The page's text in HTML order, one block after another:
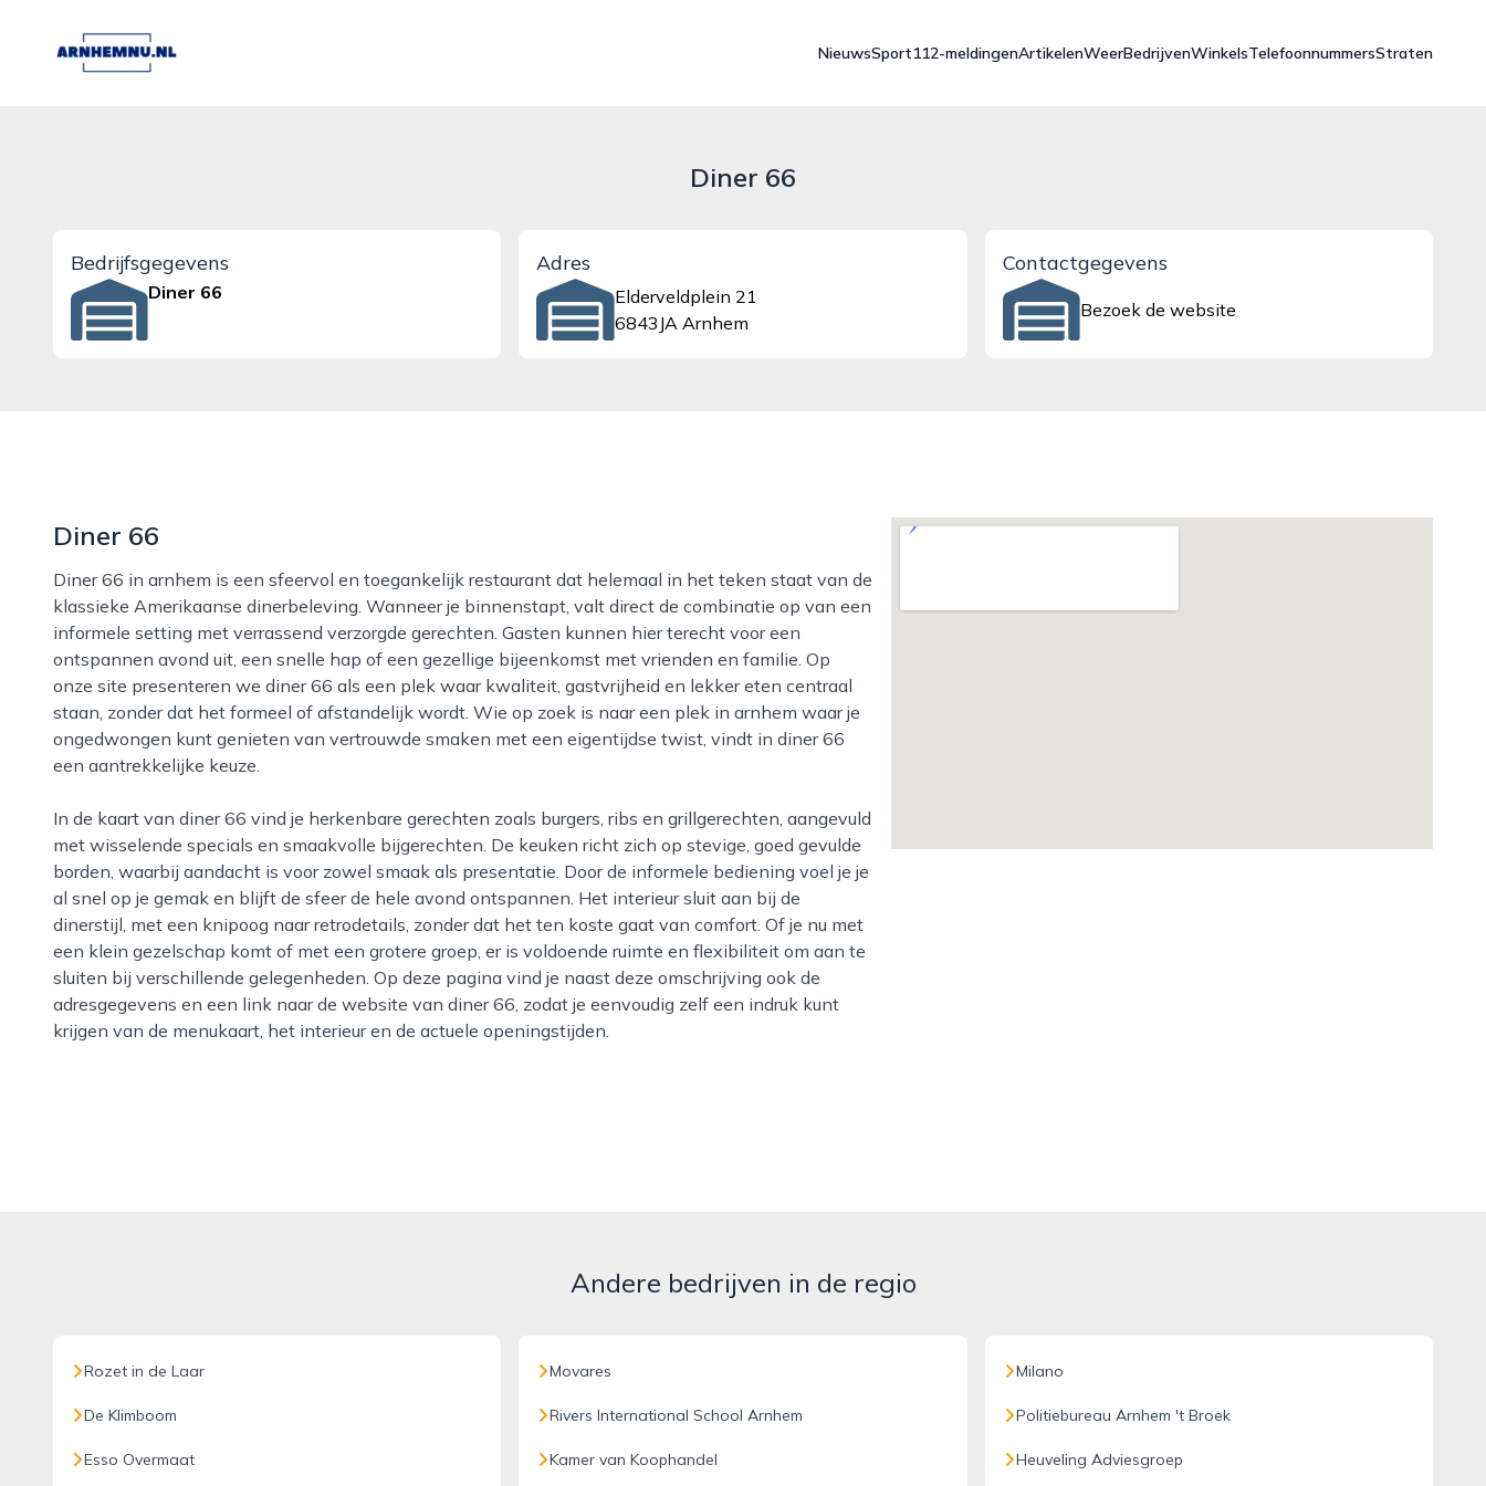
arnhemnu.nl
NieuwsSport112-meldingenArtikelenWeerBedrijvenWinkelsTelefoonnummersStraten
Diner 66
Bedrijfsgegevens
Diner 66
Adres
Elderveldplein 21
6843JA Arnhem
Contactgegevens
Bezoek de website
Diner 66
Diner 66 in arnhem is een sfeervol en toegankelijk restaurant dat helemaal in het teken staat van de
klassieke Amerikaanse dinerbeleving. Wanneer je binnenstapt, valt direct de combinatie op van een
informele setting met verrassend verzorgde gerechten. Gasten kunnen hier terecht voor een
ontspannen avond uit, een snelle hap of een gezellige bijeenkomst met vrienden en familie. Op
onze site presenteren we diner 66 als een plek waar kwaliteit, gastvrijheid en lekker eten centraal
staan, zonder dat het formeel of afstandelijk wordt. Wie op zoek is naar een plek in arnhem waar je
ongedwongen kunt genieten van vertrouwde smaken met een eigentijdse twist, vindt in diner 66
een aantrekkelijke keuze.
In de kaart van diner 66 vind je herkenbare gerechten zoals burgers, ribs en grillgerechten, aangevuld
met wisselende specials en smaakvolle bijgerechten. De keuken richt zich op stevige, goed gevulde
borden, waarbij aandacht is voor zowel smaak als presentatie. Door de informele bediening voel je je
al snel op je gemak en blijft de sfeer de hele avond ontspannen. Het interieur sluit aan bij de
dinerstijl, met een knipoog naar retrodetails, zonder dat het ten koste gaat van comfort. Of je nu met
een klein gezelschap komt of met een grotere groep, er is voldoende ruimte en flexibiliteit om aan te
sluiten bij verschillende gelegenheden. Op deze pagina vind je naast deze omschrijving ook de
adresgegevens en een link naar de website van diner 66, zodat je eenvoudig zelf een indruk kunt
krijgen van de menukaart, het interieur en de actuele openingstijden.
Andere bedrijven in de regio
Rozet in de Laar
De Klimboom
Esso Overmaat
Movares
Rivers International School Arnhem
Kamer van Koophandel
Milano
Politiebureau Arnhem 't Broek
Heuveling Adviesgroep